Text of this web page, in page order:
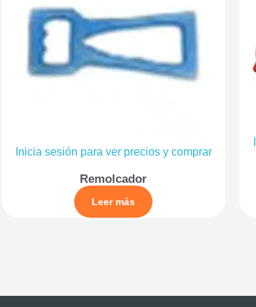
Inicia sesión para ver precios y comprar
Remolcador
Leer más